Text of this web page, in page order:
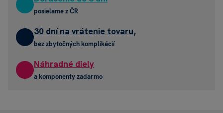
posielame z ČR
30 dní na vrátenie tovaru,
bez zbytočných komplikácií
Náhradné diely
a komponenty zadarmo